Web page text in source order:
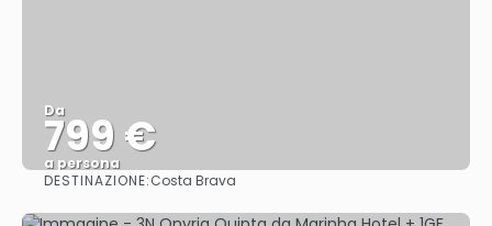
Da
799 €
a persona
Vedere
DESTINAZIONE:Costa Brava